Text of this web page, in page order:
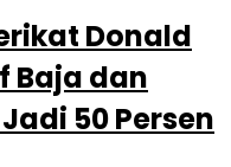
Donald
Baja dan
50 Persen